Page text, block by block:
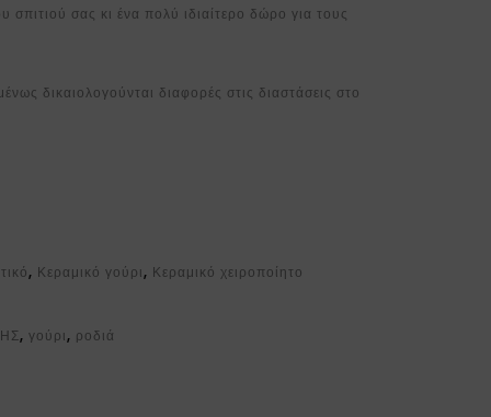
σας κι ένα πολύ ιδιαίτερο δώρο για τους
δικαιολογούνται διαφορές στις διαστάσεις στο
, Κεραμικό γούρι, Κεραμικό χειροποίητο
,γούρι, ροδιά